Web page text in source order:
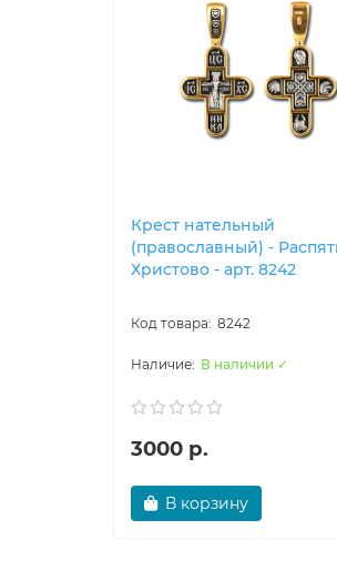
Крест нательный
(православный) -
Христово - арт. 8242
8242
В наличии ✓
3000 р.
В корзину